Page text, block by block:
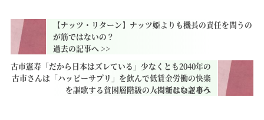
【ナッツ・リターン】ナッツ姫よりも機長の責任を問うの
が筋ではないの？
古市憲寿「だから日本はズレている」少なくとも2040年の
古市さんは「ハッピーサプリ」を飲んで低賃金労働の快楽
を謳歌する貧困層階級の人間ではなさそう